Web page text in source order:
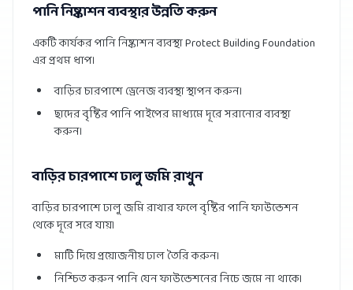
পানি নিষ্কাশন ব্যবস্থার উন্নতি করুন
একটি কার্যকর পানি নিষ্কাশন ব্যবস্থা Protect Building Foundation
এর প্রথম ধাপ।
বাড়ির চারপাশে ড্রেনেজ ব্যবস্থা স্থাপন করুন।
ছাদের বৃষ্টির পানি পাইপের মাধ্যমে দূরে সরানোর ব্যবস্থা
করুন।
বাড়ির চারপাশে ঢালু জমি রাখুন
বাড়ির চারপাশে ঢালু জমি রাখার ফলে বৃষ্টির পানি ফাউন্ডেশন
থেকে দূরে সরে যায়।
মাটি দিয়ে প্রয়োজনীয় ঢাল তৈরি করুন।
নিশ্চিত করুন পানি যেন ফাউন্ডেশনের নিচে জমে না থাকে।